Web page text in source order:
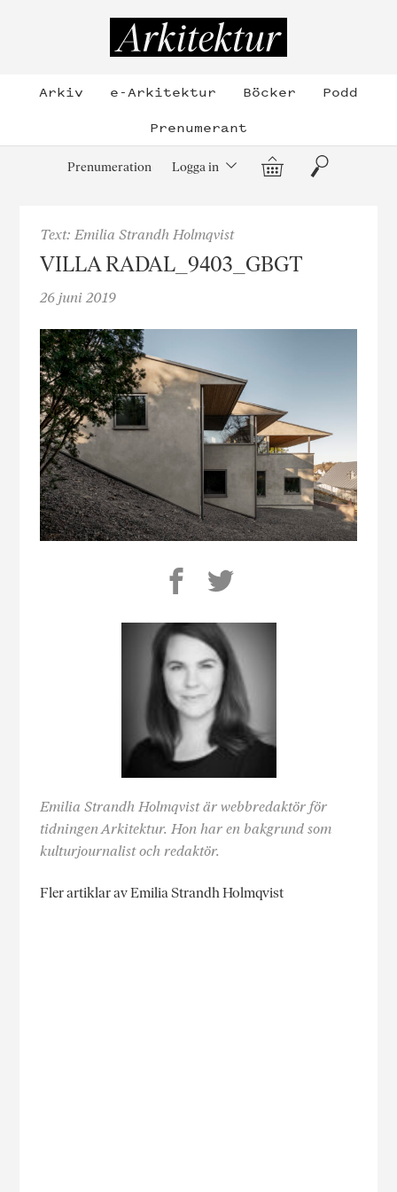
Arkiv e-Arkitektur Böcker
Podd
Prenumerant
Prenumeration Logga in Varukorg
Sök
Text: Emilia Strandh Holmqvist
VILLA RADAL_9403_GBGT
26 juni 2019
Emilia Strandh Holmqvist är webbredaktör för
tidningen Arkitektur. Hon har en bakgrund som
kulturjournalist och redaktör.
Fler artiklar av Emilia Strandh Holmqvist